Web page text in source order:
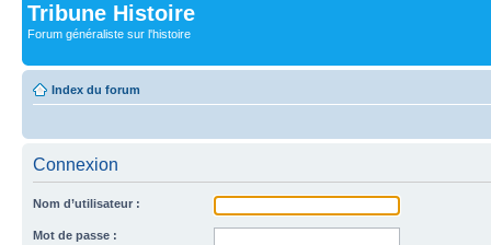
Tribune Histoire
Forum généraliste sur l'histoire
Index du forum
Connexion
Nom d’utilisateur :
Mot de passe :